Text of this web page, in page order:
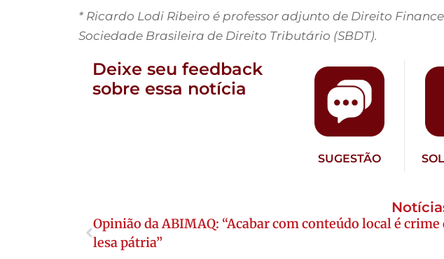
* Ricardo Lodi Ribeiro é professor adjunto de Direito
Sociedade Brasileira de Direito Tributário (SBDT).
Deixe seu feedback
sobre essa notícia
SUGESTÃO
Opinião da ABIMAQ: “Acabar com conteúdo local é crime
lesa pátria”